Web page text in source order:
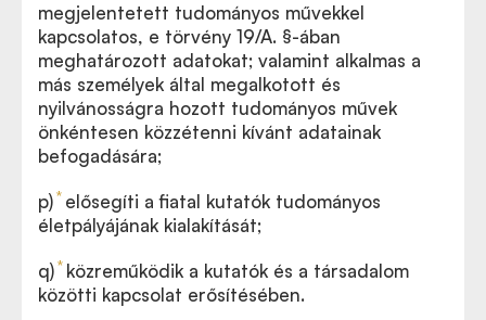
megjelentetett tudományos művekkel
kapcsolatos, e törvény 19/A. §-ában
meghatározott adatokat; valamint alkalmas a
más személyek által megalkotott és
nyilvánosságra hozott tudományos művek
önkéntesen közzétenni kívánt adatainak
befogadására;
p)* elősegíti a fiatal kutatók tudományos
életpályájának kialakítását;
q)* közreműködik a kutatók és a társadalom
közötti kapcsolat erősítésében.